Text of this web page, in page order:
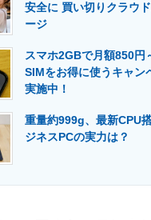
建設×テクノロジーの最
安全に 買い切りクラウ
ージ
スマホ2GBで月額850円
SIMをお得に使うキャン
実施中！
重量約999g、最新CPU
ジネスPCの実力は？